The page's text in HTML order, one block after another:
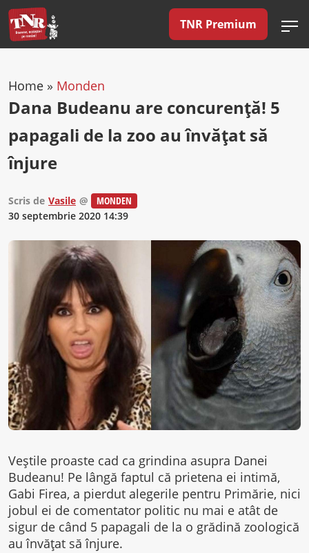
TNR Premium
Home » Monden
Dana Budeanu are concurenţă! 5
papagali de la zoo au învăţat să
înjure
Scris de Vasile @
MONDEN
30 septembrie 2020 14:39
Veştile proaste cad ca grindina asupra Danei
Budeanu! Pe lângă faptul că prietena ei intimă,
Gabi Firea, a pierdut alegerile pentru Primărie, nici
jobul ei de comentator politic nu mai e atât de
sigur de când 5 papagali de la o grădină zoologică
au învăţat să înjure.